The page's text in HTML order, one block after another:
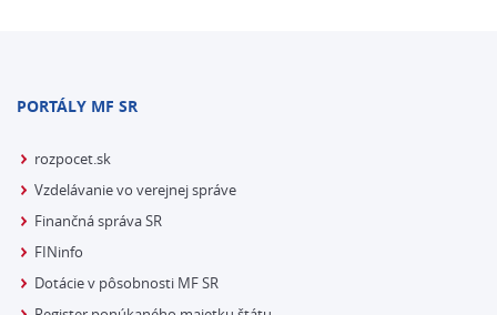
PORTÁLY MF SR
rozpocet.sk
Vzdelávanie vo verejnej správe
Finančná správa SR
FINinfo
Dotácie v pôsobnosti MF SR